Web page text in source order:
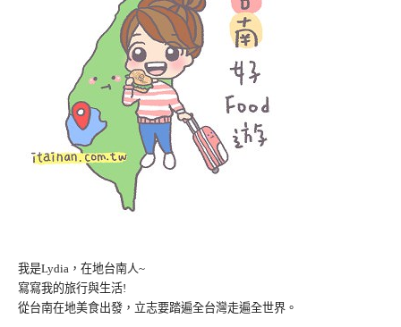
我是Lydia，在地台南人~
寫寫我的旅行與生活!
從台南在地美食出發，立志要踏遍全台灣走遍全世界。